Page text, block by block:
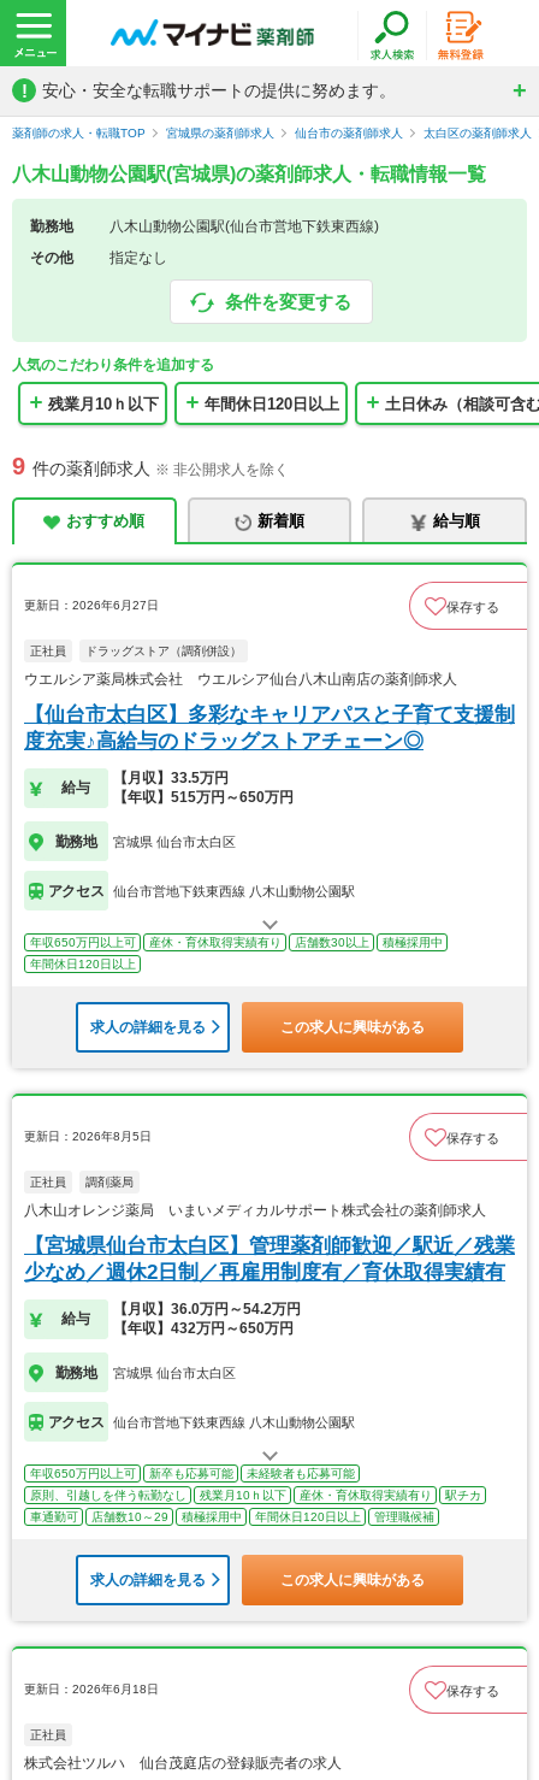
! 安心・安全な転職サポートの提供に努めます。
薬剤師の求人・転職TOP 宮城県の薬剤師求人 仙台市の薬剤師求人 太白区の薬剤師求人
八木山動物公園駅(宮城県)の薬剤師求人・転職情報一覧
勤務地
八木山動物公園駅(仙台市営地下鉄東西線)
その他
指定なし
条件を変更する
人気のこだわり条件を追加する
残業月10ｈ以下 年間休日120日以上 土日休み（相談可含
9 件の薬剤師求人 ※ 非公開求人を除く
おすすめ順 新着順 給与順
更新日：2026年6月27日 保存する
正社員 ドラッグストア（調剤併設）
ウエルシア薬局株式会社 ウエルシア仙台八木山南店の薬剤師求人
【仙台市太白区】多彩なキャリアパスと子育て支援制
度充実♪高給与のドラッグストアチェーン◎
給与
【月収】33.5万円
【年収】515万円～650万円
勤務地 宮城県 仙台市太白区
アクセス 仙台市営地下鉄東西線 八木山動物公園駅
年収650万円以上可 産休・育休取得実績有り 店舗数30以上
積極採用中
年間休日120日以上
求人の詳細を見る この求人に興味がある
更新日：2026年8月5日 保存する
正社員 調剤薬局
八木山オレンジ薬局 いまいメディカルサポート株式会社の薬剤師求人
【宮城県仙台市太白区】管理薬剤師歓迎／駅近／残業
少なめ／週休2日制／再雇用制度有／育休取得実績有
給与
【月収】36.0万円～54.2万円
【年収】432万円～650万円
勤務地 宮城県 仙台市太白区
アクセス 仙台市営地下鉄東西線 八木山動物公園駅
年収650万円以上可 新卒も応募可能
未経験者も応募可能
原則、引越しを伴う転勤なし
残業月10ｈ以下 産休・育休取得実績有り
駅チカ
車通勤可
店舗数10～29 積極採用中 年間休日120日以上 管理職候補
求人の詳細を見る この求人に興味がある
更新日：2026年6月18日 保存する
正社員
株式会社ツルハ 仙台茂庭店の登録販売者の求人